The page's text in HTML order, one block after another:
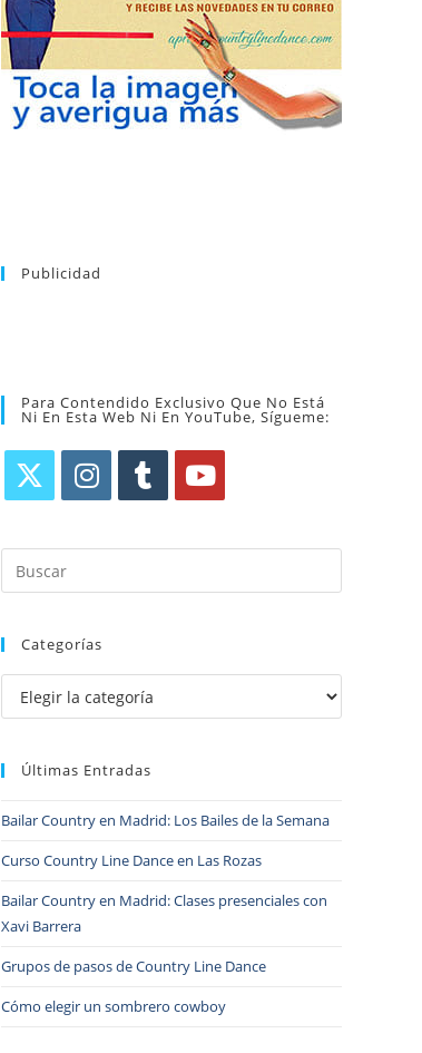
Tras registrarte tendrás acceso completo a
la web. Puedes consultar el directorio
alfabético de vídeos tutoriales y aprender la
coreografía que más te apetezca. Recibirás
en tu correo la newsletter con las
novedades tanto en el blog, como de
nuevos bailes. En cualquier momento
Publicidad
Para Contendido Exclusivo Que No Está
Ni En Esta Web Ni En YouTube, Sígueme:
Categorías
Últimas Entradas
Bailar Country en Madrid: Los Bailes de la Semana
Curso Country Line Dance en Las Rozas
Bailar Country en Madrid: Clases presenciales con
Xavi Barrera
Grupos de pasos de Country Line Dance
Cómo elegir un sombrero cowboy